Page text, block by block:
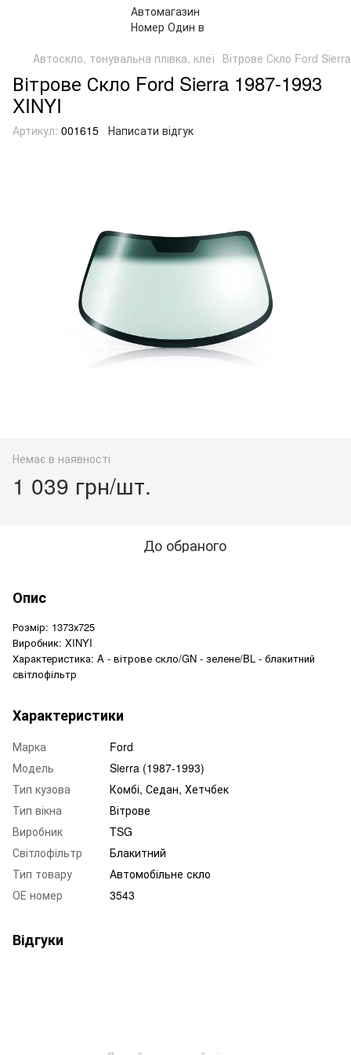
Автоскло, тонувальна плівка, клеї Вітрове Скло Ford
Вітрове Скло Ford Sierra 1987-1993
XINYI
Артикул: 001615 Написати відгук
Немає в наявності
1 039 грн/шт.
До обраного
Опис
Розмір: 1373х725
Виробник: XINYI
Характеристика: A - вітрове скло/GN - зелене/BL - блакитний
світлофільтр
Характеристики
Марка
Ford
Модель
Sierra (1987-1993)
Тип кузова
Комбі, Седан, Хетчбек
Тип вікна
Вітрове
Виробник
TSG
Світлофільтр
Блакитний
Тип товару
Автомобільне скло
ОЕ номер
3543
Відгуки